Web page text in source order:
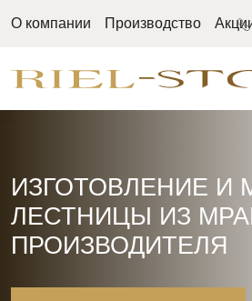
О компании Производство
ИЗГОТОВЛЕНИЕ И
ЛЕСТНИЦЫ ИЗ
ПРОИЗВОДИТЕЛЯ